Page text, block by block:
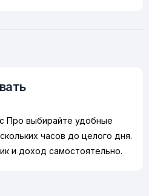
Про выбирайте удобные
часов до целого дня.
и доход самостоятельно.